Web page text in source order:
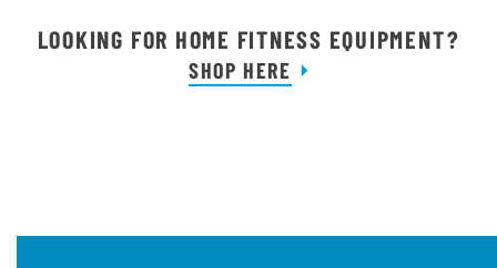
LOOKING FOR HOME FITNESS EQUIPMENT?
SHOP HERE